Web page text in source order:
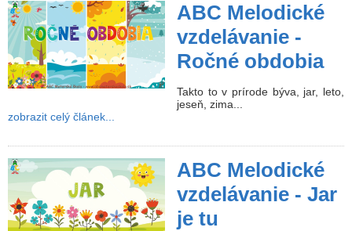
ABC Melodické
vzdelávanie -
Ročné obdobia
Takto to v prírode býva, jar, leto,
jeseň, zima...
zobrazit celý článek...
ABC Melodické
vzdelávanie - Jar
je tu